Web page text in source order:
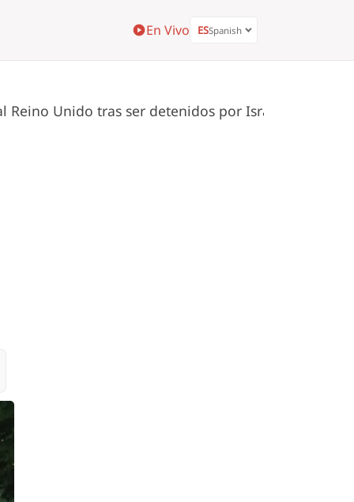
En Vivo ESSpanish
Unido tras ser detenidos por Israel